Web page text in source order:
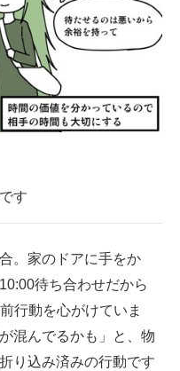
す
。家のドアに手をか
待ち合わせだから
行動を心がけていま
混んでるかも」と、物
り込み済みの行動です